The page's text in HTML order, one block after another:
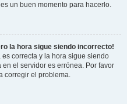
un buen momento para hacerlo.
la hora sigue siendo incorrecto!
correcta y la hora sigue siendo
el servidor es errónea. Por favor
corregir el problema.